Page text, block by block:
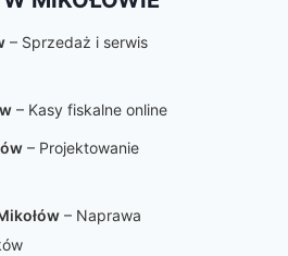
– Sprzedaż i serwis
– Kasy fiskalne online
– Projektowanie
– Naprawa